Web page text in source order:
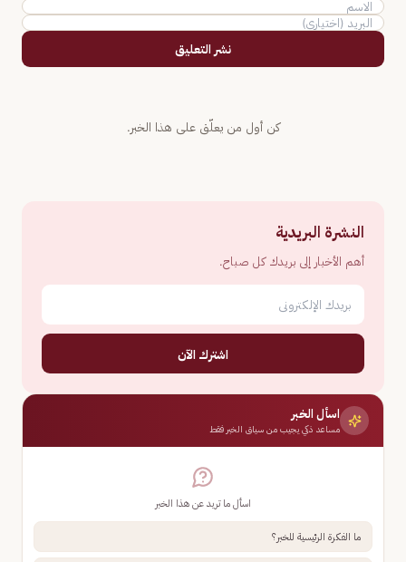
نشر التعليق
كن أول من يعلّق على هذا الخبر.
النشرة البريدية
أهم الأخبار إلى بريدك كل صباح.
اشترك الآن
اسأل الخبر
مساعد ذكي يجيب من سياق الخبر فقط
اسأل ما تريد عن هذا الخبر
ما الفكرة الرئيسية للخبر؟